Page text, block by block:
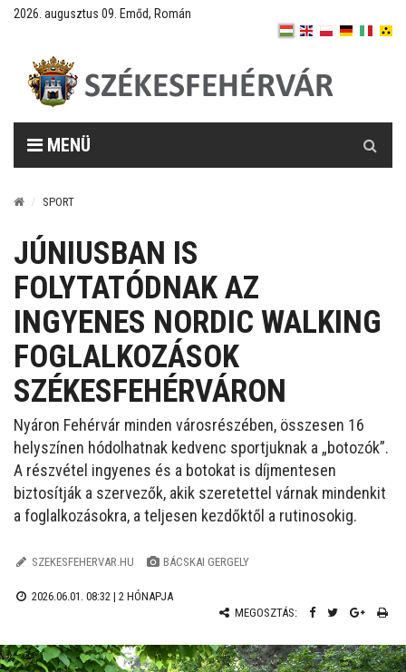
2026. augusztus 09. Emőd, Román
MENÜ
SPORT
JÚNIUSBAN IS
FOLYTATÓDNAK AZ
INGYENES NORDIC WALKING
FOGLALKOZÁSOK
SZÉKESFEHÉRVÁRON
Nyáron Fehérvár minden városrészében, összesen 16
helyszínen hódolhatnak kedvenc sportjuknak a „botozók”.
A részvétel ingyenes és a botokat is díjmentesen
biztosítják a szervezők, akik szeretettel várnak mindenkit
a foglalkozásokra, a teljesen kezdőktől a rutinosokig.
SZEKESFEHERVAR.HU BÁCSKAI GERGELY
2026.06.01. 08:32 | 2 HÓNAPJA
MEGOSZTÁS: